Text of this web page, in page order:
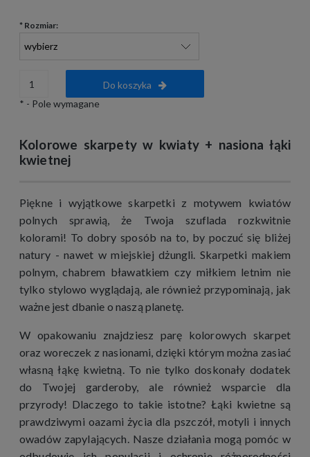
* Rozmiar:
Do koszyka
* - Pole wymagane
Kolorowe skarpety w kwiaty + nasiona łąki
kwietnej
Piękne i wyjątkowe skarpetki z motywem kwiatów
polnych sprawią, że Twoja szuflada rozkwitnie
kolorami! To dobry sposób na to, by poczuć się bliżej
natury - nawet w miejskiej dżungli. Skarpetki makiem
polnym, chabrem bławatkiem czy miłkiem letnim nie
tylko stylowo wyglądają, ale również przypominają, jak
ważne jest dbanie o naszą planetę.
W opakowaniu znajdziesz parę kolorowych skarpet
oraz woreczek z nasionami, dzięki którym można zasiać
własną łąkę kwietną. To nie tylko doskonały dodatek
do Twojej garderoby, ale również wsparcie dla
przyrody! Dlaczego to takie istotne? Łąki kwietne są
prawdziwymi oazami życia dla pszczół, motyli i innych
owadów zapylających. Nasze działania mogą pomóc w